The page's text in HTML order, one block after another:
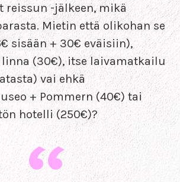
reissun -jälkeen, mikä
Mietin että olikohan se
sisään + 30€ eväisiin),
(30€), itse laivamatkailu
vai ehkä
+ Pommern (40€) tai
hotelli (250€)?